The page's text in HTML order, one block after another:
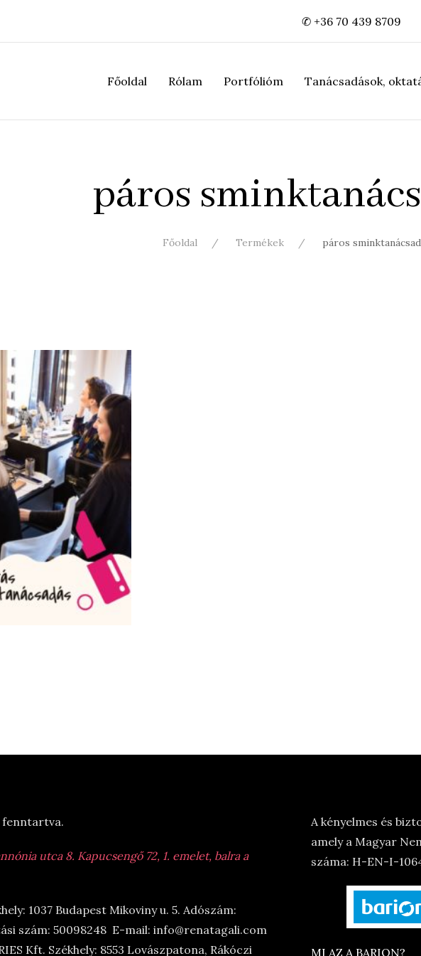
✆ +36 70 439 8709
Főoldal Rólam Portfólióm Tanácsadások,
páros
Főoldal Termékek páros
fenntartva.
utca 8. Kapucsengő 72, 1. emelet, balra a
1037 Budapest Mikoviny u. 5. Adószám:
szám: 50098248 E-mail: info@renatagali.com
Kft. Székhely: 8553 Lovászpatona, Rákóczi
A kényelmes és
amely a Magyar
száma: H-EN-I-
MI AZ A BARION?